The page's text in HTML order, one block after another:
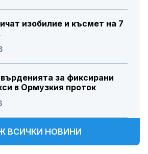
изобилие и късмет на 7
за фиксирани
в Ормузкия проток
ВСИЧКИ НОВИНИ